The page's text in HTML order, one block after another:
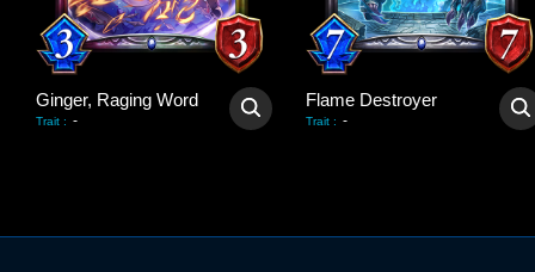
Ginger, Raging Word
Trait : -
Flame Destroyer
Trait : -